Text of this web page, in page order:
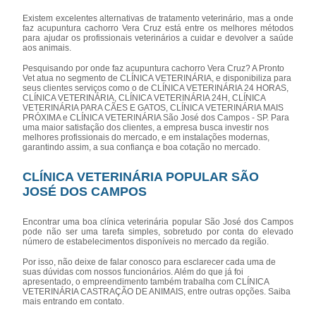
Existem excelentes alternativas de tratamento veterinário, mas a onde
faz acupuntura cachorro Vera Cruz está entre os melhores métodos
para ajudar os profissionais veterinários a cuidar e devolver a saúde
aos animais.
Pesquisando por onde faz acupuntura cachorro Vera Cruz? A Pronto
Vet atua no segmento de CLÍNICA VETERINÁRIA, e disponibiliza para
seus clientes serviços como o de CLÍNICA VETERINÁRIA 24 HORAS,
CLÍNICA VETERINÁRIA, CLÍNICA VETERINÁRIA 24H, CLÍNICA
VETERINÁRIA PARA CÃES E GATOS, CLÍNICA VETERINÁRIA MAIS
PRÓXIMA e CLÍNICA VETERINÁRIA São José dos Campos - SP. Para
uma maior satisfação dos clientes, a empresa busca investir nos
melhores profissionais do mercado, e em instalações modernas,
garantindo assim, a sua confiança e boa cotação no mercado.
CLÍNICA VETERINÁRIA POPULAR SÃO
JOSÉ DOS CAMPOS
Encontrar uma boa clínica veterinária popular São José dos Campos
pode não ser uma tarefa simples, sobretudo por conta do elevado
número de estabelecimentos disponíveis no mercado da região.
Por isso, não deixe de falar conosco para esclarecer cada uma de
suas dúvidas com nossos funcionários. Além do que já foi
apresentado, o empreendimento também trabalha com CLÍNICA
VETERINÁRIA CASTRAÇÃO DE ANIMAIS, entre outras opções. Saiba
mais entrando em contato.